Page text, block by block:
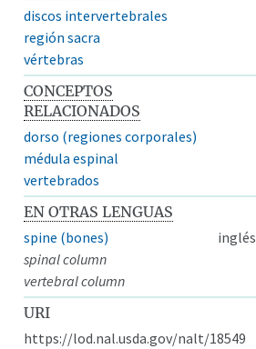
discos intervertebrales
región sacra
vértebras
CONCEPTOS
RELACIONADOS
dorso (regiones corporales)
médula espinal
vertebrados
EN OTRAS LENGUAS
spine (bones)
inglés
spinal column
vertebral column
URI
https://lod.nal.usda.gov/nalt/18549